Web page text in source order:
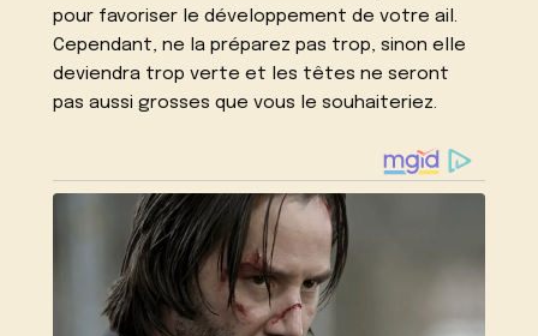
pour favoriser le développement de votre ail.
Cependant, ne la préparez pas trop, sinon elle
deviendra trop verte et les têtes ne seront
pas aussi grosses que vous le souhaiteriez.